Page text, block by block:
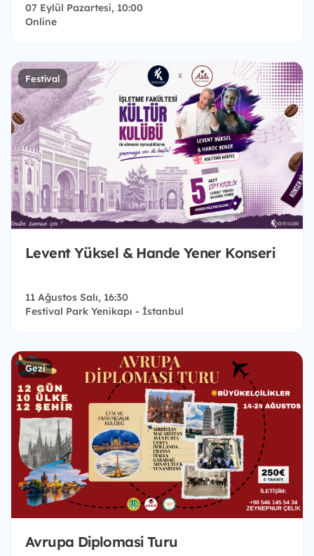
07 Eylül Pazartesi, 10:00
Online
Festival
Levent Yüksel & Hande Yener Konseri
11 Ağustos Salı, 16:30
Festival Park Yenikapı - İstanbul
Gezi
Avrupa Diplomasi Turu